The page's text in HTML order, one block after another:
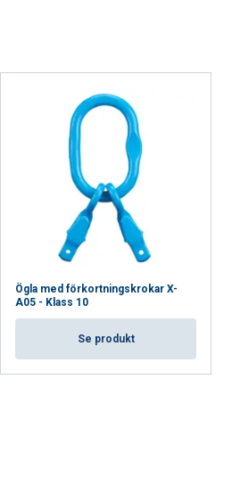
Ögla med förkortningskrokar X-
A05 - Klass 10
Se produkt